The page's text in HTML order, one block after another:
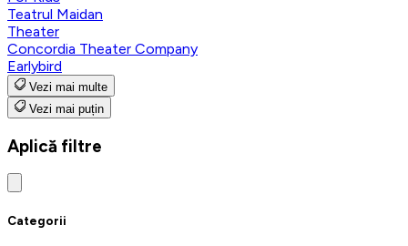
Teatrul Maidan
Theater
Concordia Theater Company
Earlybird
Vezi mai multe
Vezi mai puțin
Aplică filtre
Categorii